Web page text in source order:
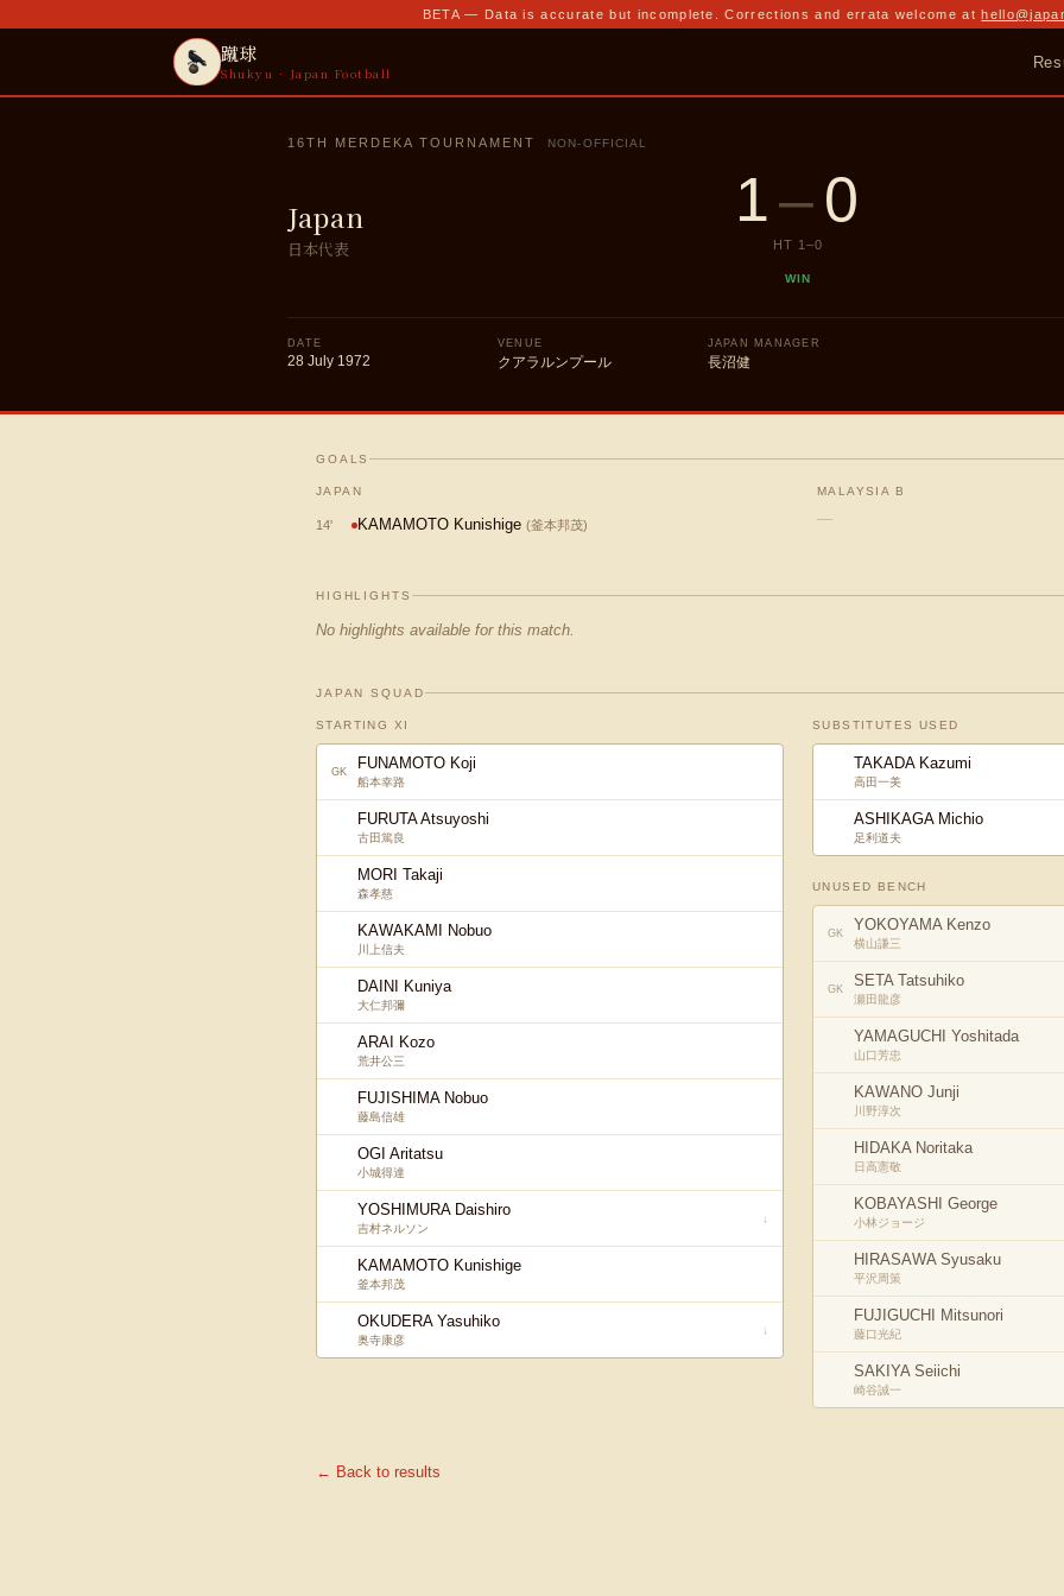
BETA — Data is accurate but incomplete. Corrections and errata welcome at
蹴球
Shukyu · Japan Football
16TH MERDEKA TOURNAMENT NON-OFFICIAL
Japan
日本代表
1–0
HT 1 –0
WIN
DATE
28 July 1972
VENUE
クアラルンプール
JAPAN MANAGER
長沼健
GOALS
JAPAN
14' KAMAMOTO Kunishige (釜本邦茂)
MALAYSIA B
—
HIGHLIGHTS
No highlights available for this match.
JAPAN SQUAD
STARTING XI
GK FUNAMOTO Koji
船本幸路
FURUTA Atsuyoshi
古田篤良
MORI Takaji
森孝慈
KAWAKAMI Nobuo
川上信夫
DAINI Kuniya
大仁邦彌
ARAI Kozo
荒井公三
FUJISHIMA Nobuo
藤島信雄
OGI Aritatsu
小城得達
YOSHIMURA Daishiro
吉村ネルソン
↓
KAMAMOTO Kunishige
釜本邦茂
OKUDERA Yasuhiko
奥寺康彦
↓
SUBSTITUTES USED
TAKADA Kazumi
高田一美
ASHIKAGA Michio
足利道夫
UNUSED BENCH
GK YOKOYAMA Kenzo
横山謙三
GK SETA Tatsuhiko
瀬田龍彦
YAMAGUCHI Yoshitada
山口芳忠
KAWANO Junji
川野淳次
HIDAKA Noritaka
日高憲敬
KOBAYASHI George
小林ジョージ
HIRASAWA Syusaku
平沢周策
FUJIGUCHI Mitsunori
藤口光紀
SAKIYA Seiichi
崎谷誠一
← Back to results